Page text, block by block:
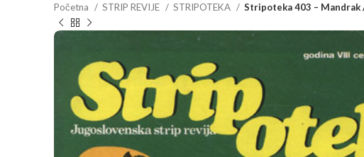
Početna STRIP REVIJE STRIPOTEKA Stripoteka 403 – Mandrak